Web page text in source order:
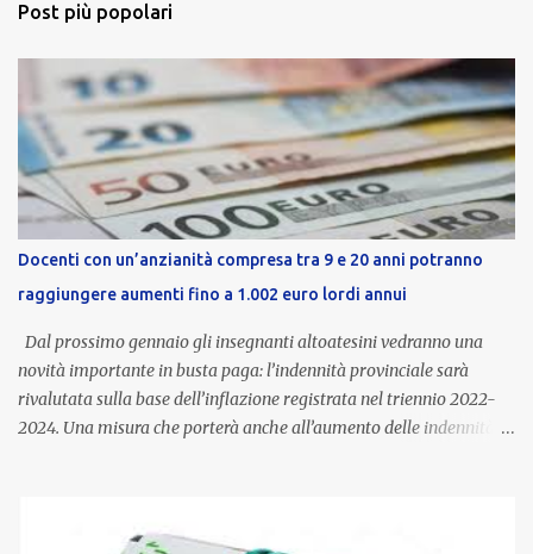
Post più popolari
Docenti con un’anzianità compresa tra 9 e 20 anni potranno
raggiungere aumenti fino a 1.002 euro lordi annui
Dal prossimo gennaio gli insegnanti altoatesini vedranno una
novità importante in busta paga: l’indennità provinciale sarà
rivalutata sulla base dell’inflazione registrata nel triennio 2022-
2024. Una misura che porterà anche all’aumento delle indennità di
dedicato alle donne vittime di violenza di genere, in linea con la